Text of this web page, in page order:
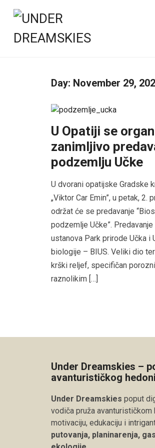
Day: November 29,
U Opatiji se
zanimljivo
podzemlju Učke
U dvorani opatijske Gradske
„Viktor Car Emin”, u petak, 2.
održat će se predavanje
podzemlje Učke”.
ustanova Park prirode Učka i
biologije – BIUS. Veliki dio
krški reljef, specifičan
raznolikim […]
Under Dreamskies –
avanturističkog
Under Dreamskies poput
vodiča pruža avanturističkom
motivaciju, edukaciju i
putovanja, planinarenja,